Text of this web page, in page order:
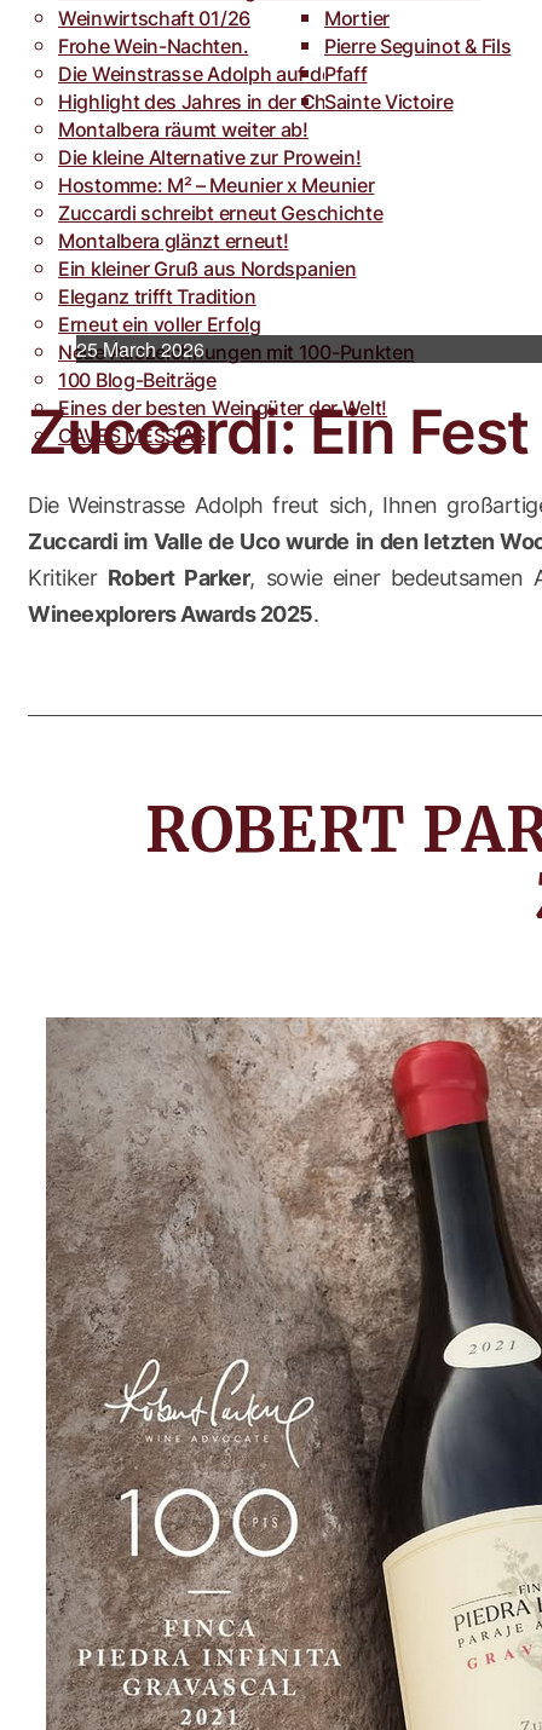
Weinwirtschaft 01/26
Frohe Wein-Nachten.
Die Weinstrasse Adolph auf der weinFACH
Highlight des Jahres in der Champagne.
Montalbera räumt weiter ab!
Die kleine Alternative zur Prowein!
Hostomme: M² – Meunier x Meunier
Zuccardi schreibt erneut Geschichte
Montalbera glänzt erneut!
Ein kleiner Gruß aus Nordspanien
Eleganz trifft Tradition
Erneut ein voller Erfolg
Neue Auszeichnungen mit 100-Punkten
100 Blog-Beiträge
Eines der besten Weingüter der Welt!
CAVES MESSIAS
Toro
Rocca dei Forti
Villa Armellina
Mortier
Pierre Seguinot & Fils
Pfaff
Sainte Victoire
25 March 2026
Zuccardi: Ein
Die Weinstrasse Adolph freut sich, Ihnen
Zuccardi im Valle de Uco wurde in den letzten
Kritiker Robert Parker, sowie einer bedeutsamen
Wineexplorers Awards 2025.
ROBERT